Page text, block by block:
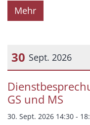
Mehr
30 Sept. 2026
Datum: 30.
GS und MS
30. Sept. 2026 14:30 -